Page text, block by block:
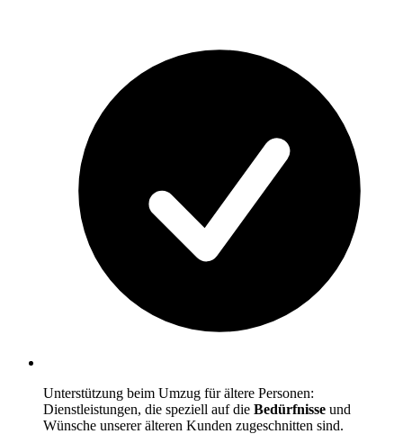
Unterstützung beim Umzug für ältere Personen:
Dienstleistungen, die speziell auf die Bedürfnisse und
Wünsche unserer älteren Kunden zugeschnitten sind.